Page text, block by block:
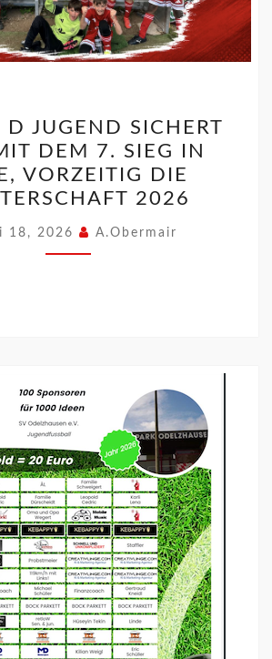
D JUGEND SICHERT
DEM 7. SIEG IN
VORZEITIG DIE
2026
18, 2026 A.Obermair